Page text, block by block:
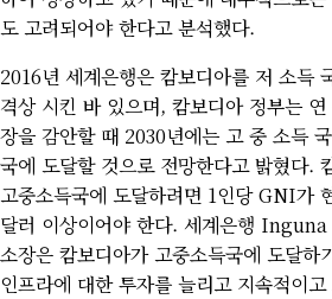
도 고려되어야 한다고 분석했다.
2016년 세계은행은 캄보디아를 저 소득
격상 시킨 바 있으며, 캄보디아 정부는
장을 감안할 때 2030년에는 고 중 소득
국에 도달할 것으로 전망한다고 밝혔다.
고중소득국에 도달하려면 1인당 GNI가
달러 이상이어야 한다. 세계은행
소장은 캄보디아가 고중소득국에 도달하
인프라에 대한 투자를 늘리고 지속적이